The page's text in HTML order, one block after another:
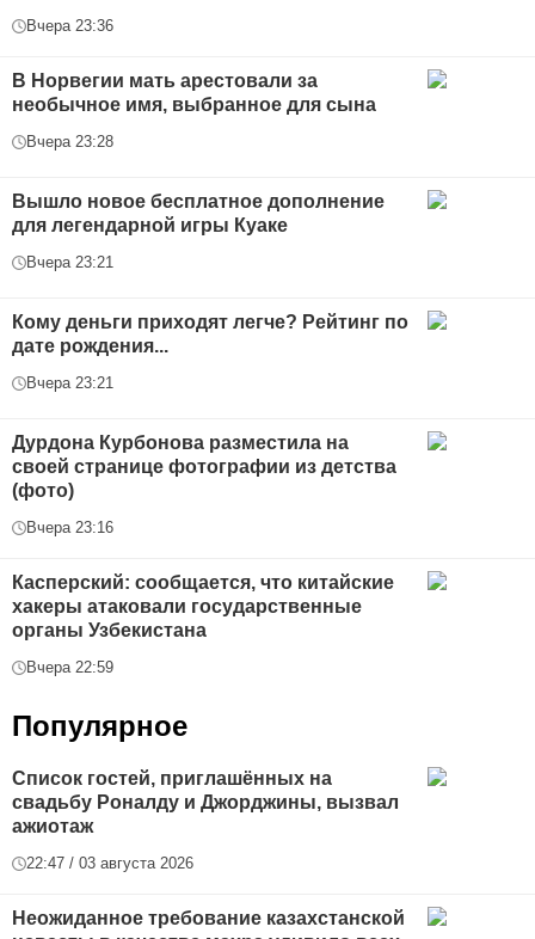
Вчера 23:36
В Норвегии мать арестовали за
необычное имя, выбранное для сына
Вчера 23:28
Вышло новое бесплатное дополнение
для легендарной игры Куаке
Вчера 23:21
Кому деньги приходят легче? Рейтинг по
дате рождения...
Вчера 23:21
Дурдона Курбонова разместила на
своей странице фотографии из детства
(фото)
Вчера 23:16
Касперский: сообщается, что китайские
хакеры атаковали государственные
органы Узбекистана
Вчера 22:59
Популярное
Список гостей, приглашённых на
свадьбу Роналду и Джорджины, вызвал
ажиотаж
22:47 / 03 августа 2026
Неожиданное требование казахстанской